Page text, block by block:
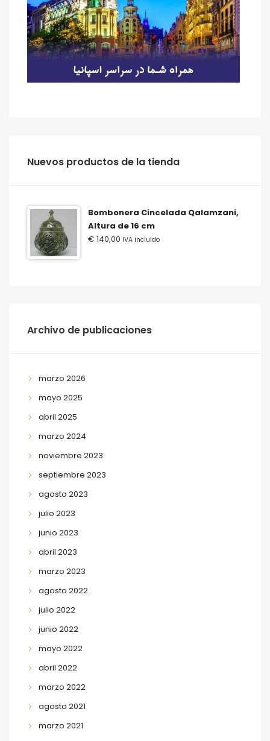
‫‪Nuevos‬‬ ‫‪productos‬‬ ‫‪de‬‬ ‫‪la‬‬ ‫‪tienda‬‬
Bombonera Cincelada Qalamzani,
Altura de 16 cm
€ 140,00 IVA incluido
Archivo de publicaciones
marzo 2026
mayo 2025
abril 2025
marzo 2024
noviembre 2023
septiembre 2023
agosto 2023
julio 2023
junio 2023
abril 2023
marzo 2023
agosto 2022
julio 2022
junio 2022
mayo 2022
abril 2022
marzo 2022
agosto 2021
marzo 2021